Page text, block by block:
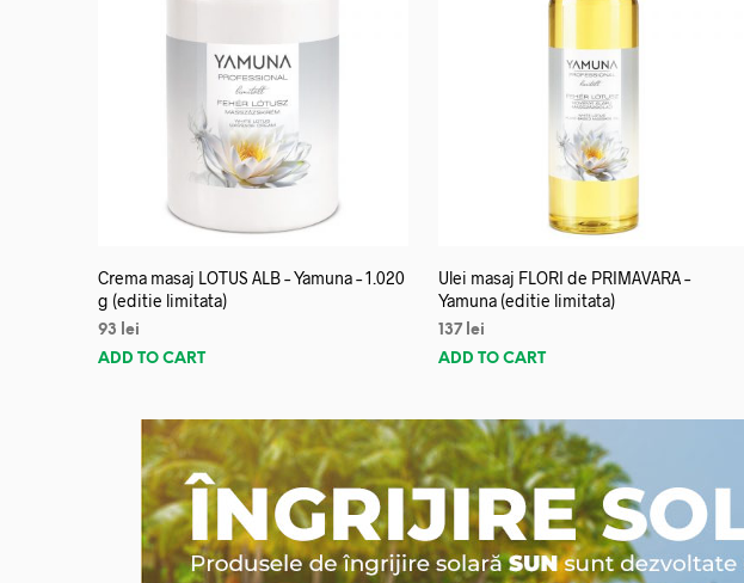
Crema masaj LOTUS ALB – Yamuna – 1.020
g (editie limitata)
93
lei
ADD TO CART
Ulei masaj FLORI de PRIMAVARA –
Yamuna (editie limitata)
137 lei
ADD TO CART